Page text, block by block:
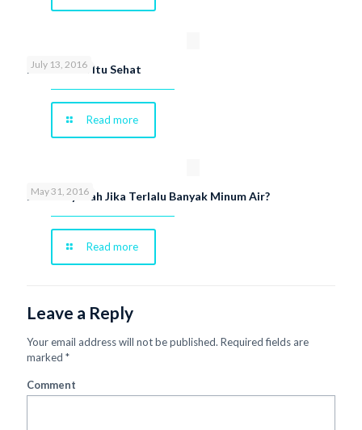
July 13, 2016
Memaafkan Itu Sehat
Read more
May 31, 2016
Berbahayakah Jika Terlalu Banyak Minum Air?
Read more
Leave a Reply
Your email address will not be published. Required fields are
marked *
Comment